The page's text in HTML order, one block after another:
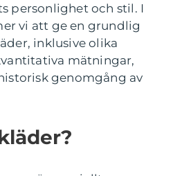
personlighet och stil. I
vi att ge en grundlig
inklusive olika
mätningar,
genomgång av